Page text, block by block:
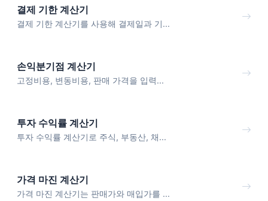
결제 기한 계산기
결제 기한 계산기를 사용해 결제일과 기...
손익분기점 계산기
고정비용, 변동비용, 판매 가격을 입력...
투자 수익률 계산기
투자 수익률 계산기로 주식, 부동산, 채...
가격 마진 계산기
가격 마진 계산기는 판매가와 매입가를 ...